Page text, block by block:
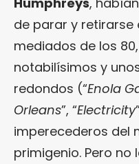
de parar y retirarse
mediados de los
notabilísimos y
redondos (“Enola
Orleans”, “Electricity
imperecederos del
primigenio. Pero